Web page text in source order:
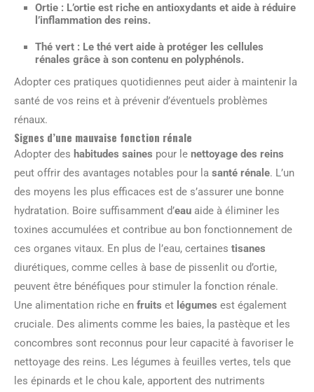
Ortie : L’ortie est riche en antioxydants et aide à réduire
l’inflammation des reins.
Thé vert : Le thé vert aide à protéger les cellules
rénales grâce à son contenu en polyphénols.
Adopter ces pratiques quotidiennes peut aider à maintenir la
santé de vos reins et à prévenir d’éventuels problèmes
rénaux.
Signes d’une mauvaise fonction rénale
Adopter des habitudes saines pour le nettoyage des reins
peut offrir des avantages notables pour la santé rénale. L’un
des moyens les plus efficaces est de s’assurer une bonne
hydratation. Boire suffisamment d’eau aide à éliminer les
toxines accumulées et contribue au bon fonctionnement de
ces organes vitaux. En plus de l’eau, certaines tisanes
diurétiques, comme celles à base de pissenlit ou d’ortie,
peuvent être bénéfiques pour stimuler la fonction rénale.
Une alimentation riche en fruits et légumes est également
cruciale. Des aliments comme les baies, la pastèque et les
concombres sont reconnus pour leur capacité à favoriser le
nettoyage des reins. Les légumes à feuilles vertes, tels que
les épinards et le chou kale, apportent des nutriments